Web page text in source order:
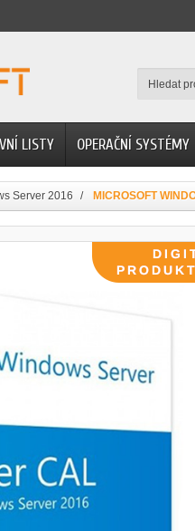
LISTY OPERAČNÍ SYSTÉMY
Server 2016 MICROSOFT